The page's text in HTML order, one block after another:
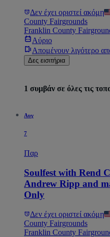
Δεν έχει οριστεί ακόμη
County Fairgrounds
Franklin County
Αύριο
Απομένουν λιγότερο
Δες εισιτήρια
1 συμβάν σε όλες τις
Αυγ
7
Παρ
Soulfest with Rend
Andrew Ripp and
Only
Δεν έχει οριστεί ακόμη
County Fairgrounds
Franklin County